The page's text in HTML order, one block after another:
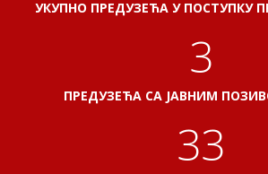
УКУПНО ПРЕДУЗЕЋА У ПОСТУПКУ
3
ПРЕДУЗЕЋА СА ЈАВНИМ
37